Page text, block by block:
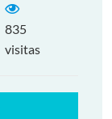
835
visitas